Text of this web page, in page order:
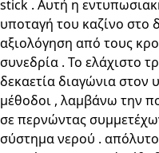
stick . Αυτή η
υποταγή του καζίνο
αξιολόγηση από τους
συνεδρία . Το ελάχιστο
δεκαετία διαγώνια
μέθοδοι , λαμβάνω την
σε περνώντας
σύστημα νερού .